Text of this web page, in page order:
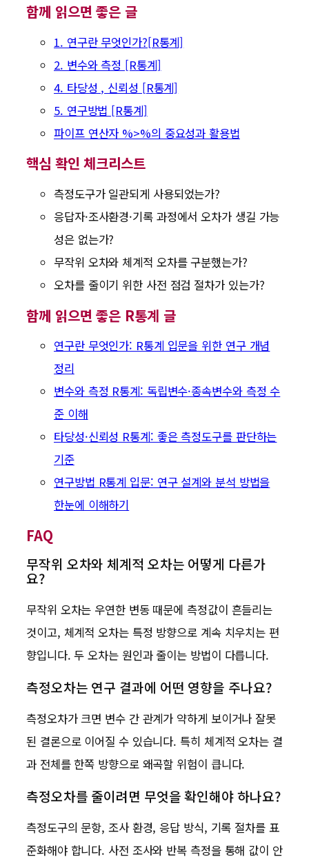
함께 읽으면 좋은 글
1. 연구란 무엇인가?[R통계]
2. 변수와 측정 [R통계]
4. 타당성 , 신뢰성 [R통계]
5. 연구방법 [R통계]
파이프 연산자 %>%의 중요성과 활용법
핵심 확인 체크리스트
측정도구가 일관되게 사용되었는가?
응답자·조사환경·기록 과정에서 오차가 생길 가능
성은 없는가?
무작위 오차와 체계적 오차를 구분했는가?
오차를 줄이기 위한 사전 점검 절차가 있는가?
함께 읽으면 좋은 R통계 글
연구란 무엇인가: R통계 입문을 위한 연구 개념
정리
변수와 측정 R통계: 독립변수·종속변수와 측정 수
준 이해
타당성·신뢰성 R통계: 좋은 측정도구를 판단하는
기준
연구방법 R통계 입문: 연구 설계와 분석 방법을
한눈에 이해하기
FAQ
무작위 오차와 체계적 오차는 어떻게 다른가
요?
무작위 오차는 우연한 변동 때문에 측정값이 흔들리는
것이고, 체계적 오차는 특정 방향으로 계속 치우치는 편
향입니다. 두 오차는 원인과 줄이는 방법이 다릅니다.
측정오차는 연구 결과에 어떤 영향을 주나요?
측정오차가 크면 변수 간 관계가 약하게 보이거나 잘못
된 결론으로 이어질 수 있습니다. 특히 체계적 오차는 결
과 전체를 한쪽 방향으로 왜곡할 위험이 큽니다.
측정오차를 줄이려면 무엇을 확인해야 하나요?
측정도구의 문항, 조사 환경, 응답 방식, 기록 절차를 표
준화해야 합니다. 사전 조사와 반복 측정을 통해 값이 안